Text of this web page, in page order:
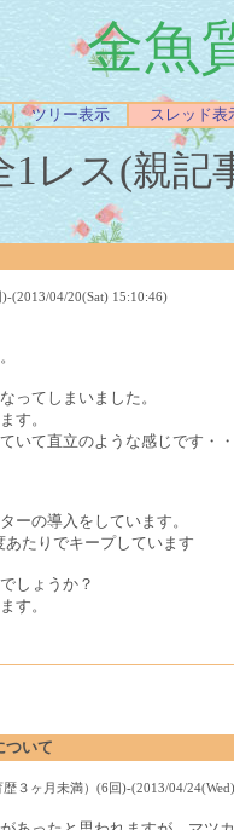
金魚
ツリー表示 スレッド表
レス(親記
(2013/04/20(Sat) 15:10:46)
ってしまいました。
す。
いて直立のような感じです・
の導入をしています。
あたりでキープしています
しょうか？
す。
ついて
３ヶ月未満）(6回)-(2013/04/